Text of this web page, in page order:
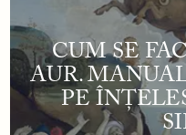
CUM SE
AUR.
PE